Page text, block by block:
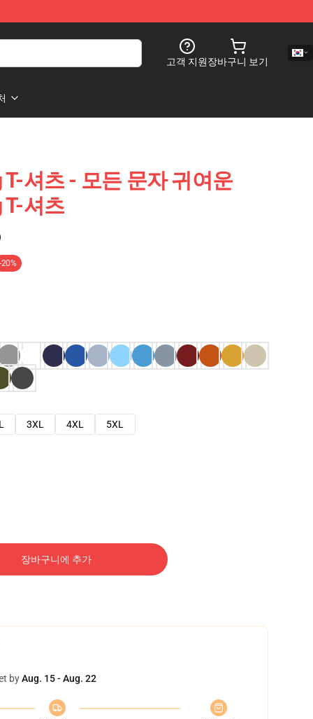
고객 지원장바구니 보기
셔츠 - 모든 문자 귀여운
셔츠
-20%
3XL 4XL
5XL
장바구니에 추가
byAug. 15 - Aug. 22